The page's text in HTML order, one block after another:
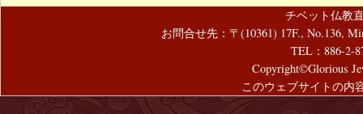
チベット仏教
お問合せ先：〒(10361) 17F., No.136,
TEL：886-2-
Copyright©Glorious
このウェブサイトの内